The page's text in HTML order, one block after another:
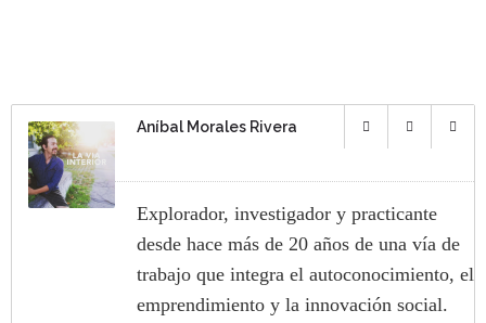
Aníbal Morales Rivera
Explorador, investigador y practicante
desde hace más de 20 años de una vía de
trabajo que integra el autoconocimiento, el
emprendimiento y la innovación social.